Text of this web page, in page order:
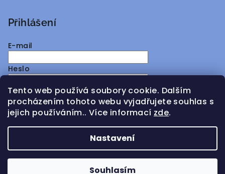
Tento web používá soubory cookie. Dalším
procházením tohoto webu vyjadřujete souhlas s
jejich používáním.. Více informací zde.
Nastavení
Souhlasím
Přihlášení
E-mail
Heslo
Přihlásit se
Nová registraceZapomenuté heslo